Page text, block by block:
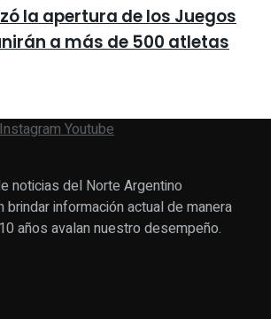
la apertura de los Juegos
a más de 500 atletas
InstagramYoutube
noticias del Norte Argentino
información actual de manera
años avalan nuestro desempeño.